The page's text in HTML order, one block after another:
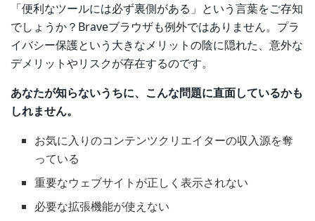
「便利なツールには必ず裏側がある」という言葉をご存知
でしょうか？Braveブラウザも例外ではありません。プラ
イバシー保護という大きなメリットの陰に隠れた、意外な
デメリットやリスクが存在するのです。
あなたが知らないうちに、こんな問題に直面しているかも
しれません。
お気に入りのコンテンツクリエイターの収入源を奪
っている
重要なウェブサイトが正しく表示されない
必要な拡張機能が使えない